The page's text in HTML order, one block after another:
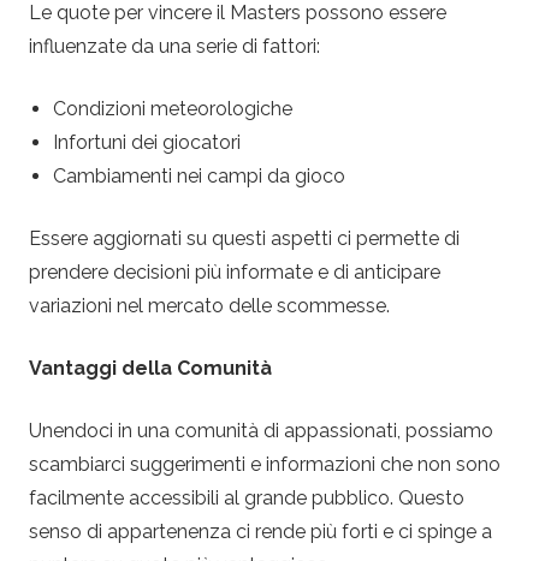
Le quote per vincere il Masters possono essere
influenzate da una serie di fattori:
Condizioni meteorologiche
Infortuni dei giocatori
Cambiamenti nei campi da gioco
Essere aggiornati su questi aspetti ci permette di
prendere decisioni più informate e di anticipare
variazioni nel mercato delle scommesse.
Vantaggi della Comunità
Unendoci in una comunità di appassionati, possiamo
scambiarci suggerimenti e informazioni che non sono
facilmente accessibili al grande pubblico. Questo
senso di appartenenza ci rende più forti e ci spinge a